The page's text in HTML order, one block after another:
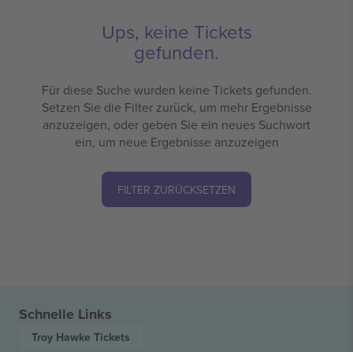
Ups, keine Tickets
gefunden.
Für diese Suche wurden keine Tickets gefunden.
Setzen Sie die Filter zurück, um mehr Ergebnisse
anzuzeigen, oder geben Sie ein neues Suchwort
ein, um neue Ergebnisse anzuzeigen
FILTER ZURÜCKSETZEN
Schnelle Links
Troy Hawke Tickets